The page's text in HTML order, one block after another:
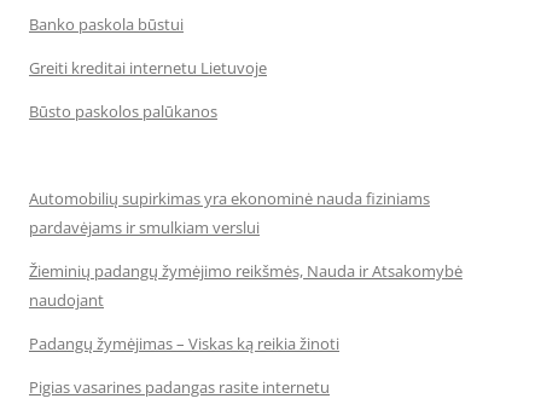
Banko paskola būstui
Greiti kreditai internetu Lietuvoje
Būsto paskolos palūkanos
Automobilių supirkimas yra ekonominė nauda fiziniams
pardavėjams ir smulkiam verslui
Žieminių padangų žymėjimo reikšmės, Nauda ir Atsakomybė
naudojant
Padangų žymėjimas – Viskas ką reikia žinoti
Pigias vasarines padangas rasite internetu